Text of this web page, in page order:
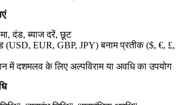
दंड, ब्याज दरें, छूट
(USD, EUR, GBP, JPY) बनाम प्रतीक ($, €, £,
में दशमलव के लिए अल्पविराम या अवधि का उपयोग